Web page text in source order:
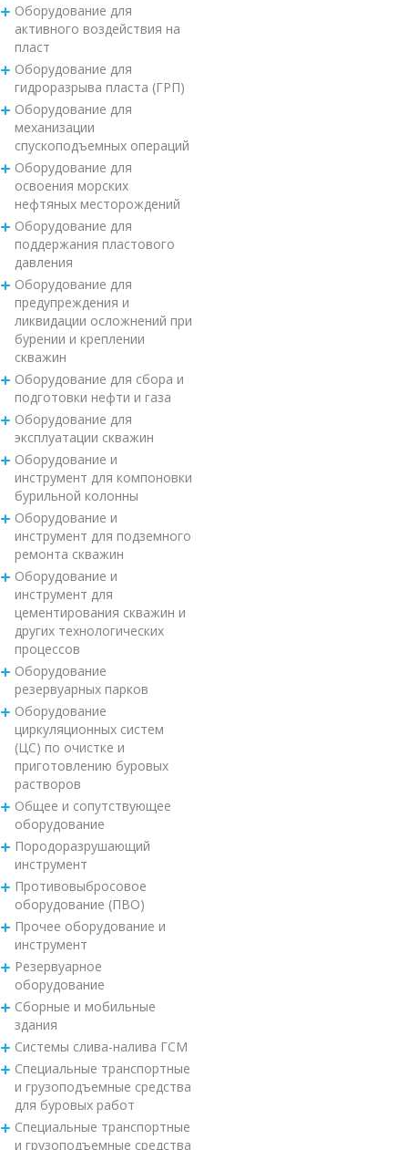
Оборудование для
активного воздействия на
пласт
Оборудование для
гидроразрыва пласта (ГРП)
Оборудование для
механизации
спускоподъемных операций
Оборудование для
освоения морских
нефтяных месторождений
Оборудование для
поддержания пластового
давления
Оборудование для
предупреждения и
ликвидации осложнений при
бурении и креплении
скважин
Оборудование для сбора и
подготовки нефти и газа
Оборудование для
эксплуатации скважин
Оборудование и
инструмент для компоновки
бурильной колонны
Оборудование и
инструмент для подземного
ремонта скважин
Оборудование и
инструмент для
цементирования скважин и
других технологических
процессов
Оборудование
резервуарных парков
Оборудование
циркуляционных систем
(ЦС) по очистке и
приготовлению буровых
растворов
Общее и сопутствующее
оборудование
Породоразрушающий
инструмент
Противовыбросовое
оборудование (ПВО)
Прочее оборудование и
инструмент
Резервуарное
оборудование
Сборные и мобильные
здания
Системы слива-налива ГСМ
Специальные транспортные
и грузоподъемные средства
для буровых работ
Специальные транспортные
и грузоподъемные средства